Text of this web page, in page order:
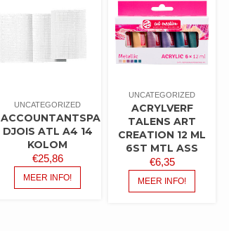
UNCATEGORIZED
ACCOUNTANTSPAPIER
DJOIS ATL A4 14
KOLOM
€25,86
MEER INFO!
UNCATEGORIZED
ACRYLVERF
TALENS ART
CREATION 12 ML
6ST MTL ASS
€6,35
MEER INFO!